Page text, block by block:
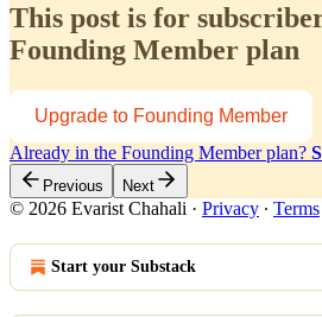
This post is for
Founding Member plan
Upgrade to Founding Member
Already in the Founding Member plan?
Previous Next
© 2026 Evarist Chahali · Privacy ∙ Terms
Start your Substack